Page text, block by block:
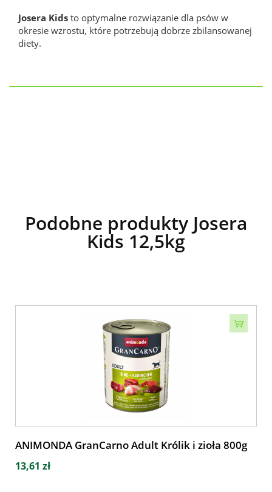
Josera Kids to optymalne rozwiązanie dla psów w
okresie wzrostu, które potrzebują dobrze zbilansowanej
diety.
Podobne produkty Josera
Kids 12,5kg
ANIMONDA GranCarno Adult Królik i zioła 800g
13,61 zł